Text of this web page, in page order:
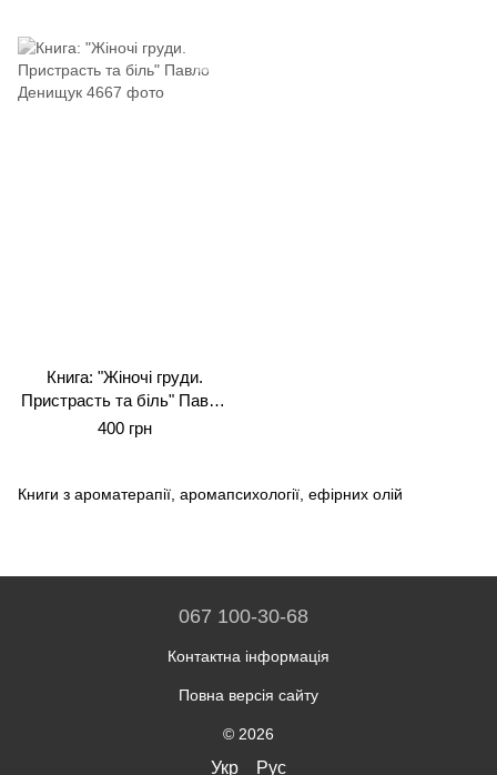
Книга: "Жіночі груди.
Пристрасть та біль" Павло
Денищук
400 грн
Книги з ароматерапії, аромапсихології, ефірних олій
067 100-30-68
Контактна інформація
Повна версія сайту
© 2026
Укр Рус